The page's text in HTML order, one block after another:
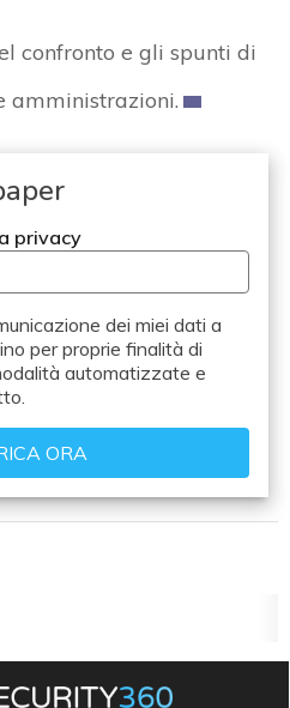
confronto e gli spunti di
amministrazioni.
privacy
dei miei dati a
per proprie finalità di
automatizzate e